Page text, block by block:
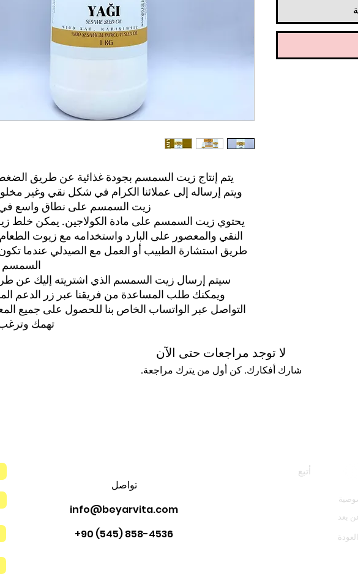
يتم إنتاج زيت السمسم بجودة غذائية عن طريق
ويتم إرساله إلى عملائنا الكرام في شكل نقي وغير
زيت السمسم على نطاق واسع
يحتوي زيت السمسم على مادة الكولاجين. يمكن خلط
النقي والمعصور على البارد واستخدامه مع زيوت
طريق استشارة الطبيب أو العمل مع الصيدلي عندما
السمسم
سيتم إرسال زيت السمسم الذي اشتريته إليك عن
ويمكنك طلب المساعدة من فريقنا عبر زر الدعم
التواصل عبر الواتساب الخاص بنا للحصول على جميع
تهمك
لا توجد مراجعات حتى الآن
شارك أفكارك. كن أول من يترك مراجعة.
تواصل
info@beyarvita.com
+90 (545) 858-4536
أتبع
بعد